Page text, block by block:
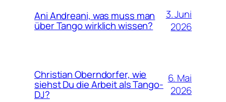
Ani Andreani, was muss man
über Tango wirklich wissen?
3. Juni
2026
Christian Oberndorfer, wie
siehst Du die Arbeit als Tango-
DJ?
6. Mai
2026